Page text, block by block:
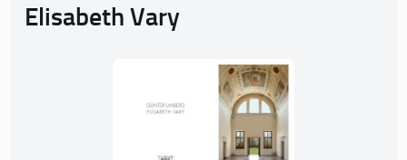
Elisabeth Vary